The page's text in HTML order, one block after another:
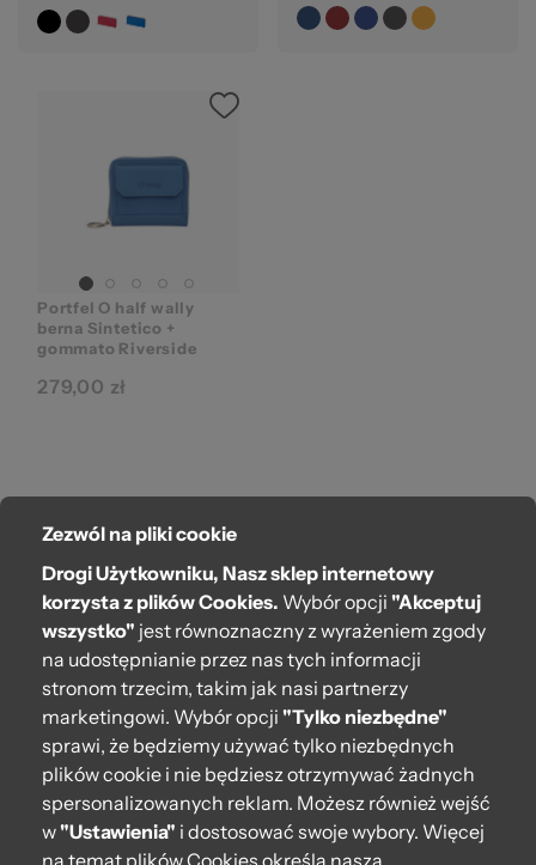
©
Portfel O half wally
berna Sintetico +
gommato Riverside
279,00 zł
O bag
Pomoc
Moje O bag
Kontakt
222 571 414
bok@obagstore.pl
WhatsApp O bag Polska
Pon.-pt. w godz 08:00 - 16:00
Zezwól na pliki cookie
Drogi Użytkowniku, Nasz sklep internetowy
korzysta z plików Cookies. Wybór opcji "Akceptuj
wszystko" jest równoznaczny z wyrażeniem zgody
na udostępnianie przez nas tych informacji
stronom trzecim, takim jak nasi partnerzy
marketingowi. Wybór opcji "Tylko niezbędne"
sprawi, że będziemy używać tylko niezbędnych
plików cookie i nie będziesz otrzymywać żadnych
spersonalizowanych reklam. Możesz również wejść
w"Ustawienia" i dostosować swoje wybory. Więcej
na temat plików Cookies określa nasza